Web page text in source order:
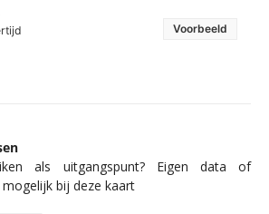
Voorbeeld
als uitgangspunt? Eigen data of
bij deze kaart